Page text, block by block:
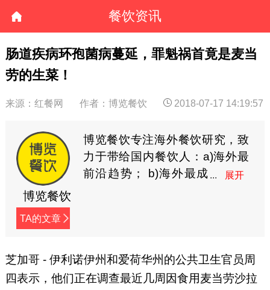
餐饮资讯
肠道疾病环孢菌病蔓延，罪魁祸首竟是麦当
劳的生菜！
来源：红餐网 作者：博览餐饮 2018-07-17 14:19:57
博览餐饮
TA的文章
博览餐饮专注海外餐饮研究，致
力于带给国内餐饮人：a)海外最
前沿趋势； b)海外最成
号:bolancanyin2017）
芝加哥 - 伊利诺伊州和爱荷华州的公共卫生官员周
四表示，他们正在调查最近几周因食用麦当劳沙拉